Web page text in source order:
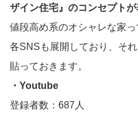
ザイン住宅』のコンセプト
値段高め系のオシャレな家
各SNSも展開しており、そ
貼っておきます。
・Youtube
登録者数：687人